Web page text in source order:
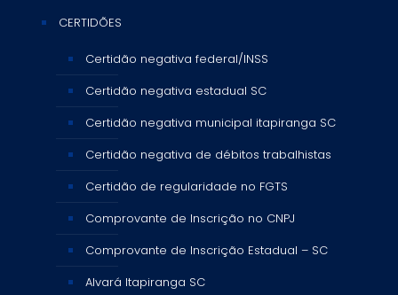
CERTIDÕES
Certidão negativa federal/INSS
Certidão negativa estadual SC
Certidão negativa municipal itapiranga SC
Certidão negativa de débitos trabalhistas
Certidão de regularidade no FGTS
Comprovante de Inscrição no CNPJ
Comprovante de Inscrição Estadual – SC
Alvará Itapiranga SC